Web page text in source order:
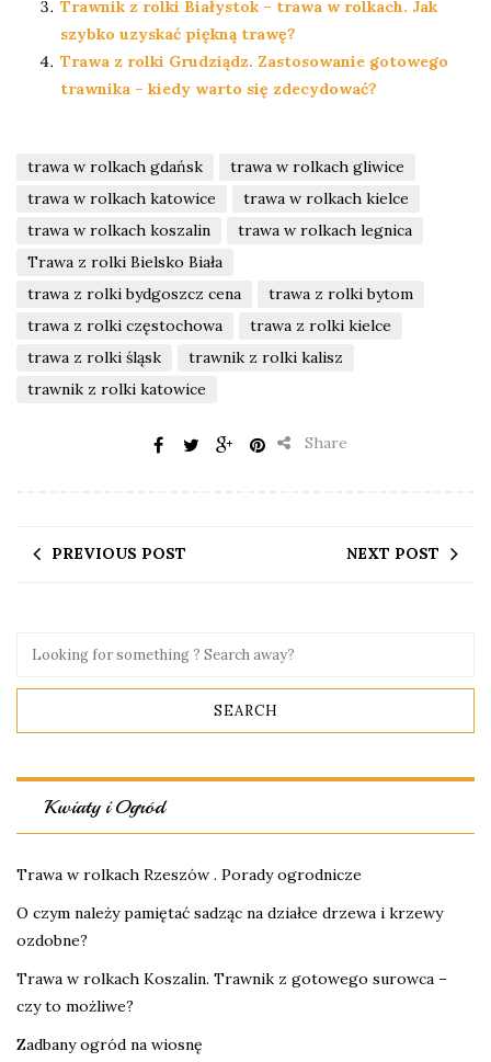
Trawnik z rolki Białystok – trawa w rolkach. Jak
szybko uzyskać piękną trawę?
Trawa z rolki Grudziądz. Zastosowanie gotowego
trawnika – kiedy warto się zdecydować?
trawa w rolkach gdańsk
trawa w rolkach gliwice
trawa w rolkach katowice
trawa w rolkach kielce
trawa w rolkach koszalin
trawa w rolkach legnica
Trawa z rolki Bielsko Biała
trawa z rolki bydgoszcz cena
trawa z rolki bytom
trawa z rolki częstochowa
trawa z rolki kielce
trawa z rolki śląsk
trawnik z rolki kalisz
trawnik z rolki katowice
Share
PREVIOUS POST NEXT POST
Kwiaty i Ogród
Trawa w rolkach Rzeszów . Porady ogrodnicze
O czym należy pamiętać sadząc na działce drzewa i krzewy
ozdobne?
Trawa w rolkach Koszalin. Trawnik z gotowego surowca –
czy to możliwe?
Zadbany ogród na wiosnę